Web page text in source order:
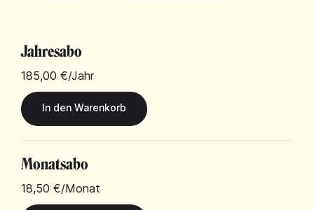
Jahresabo
185,00 €/Jahr
Monatsabo
18,50 €/Monat